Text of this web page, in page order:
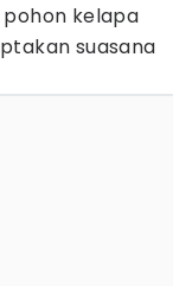
kelapa
suasana